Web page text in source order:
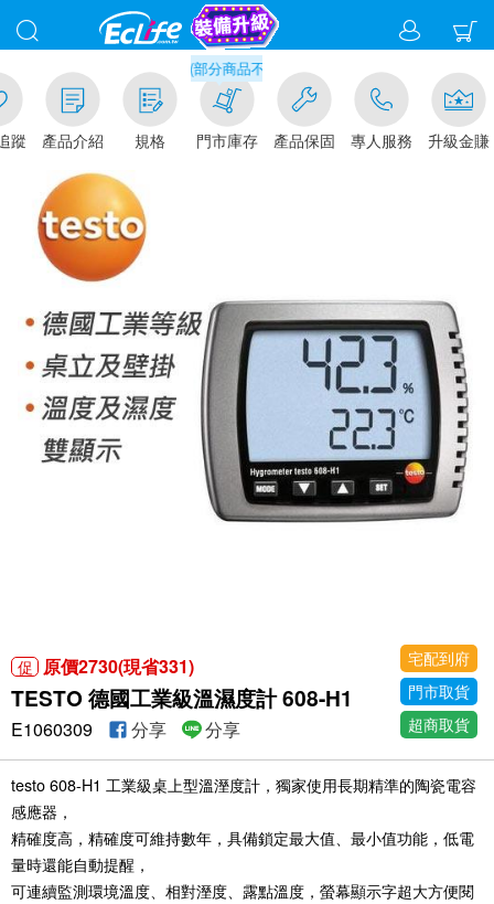
蹤 產品介紹 規格
滿千元門市取貨現折1%(部分商品不適用)-請點我看
門市庫存 產品保固 專人服務 升級金賺
促 原價2730(現省331)
TESTO 德國工業級溫濕度計 608-H1
宅配到府
門市取貨
超商取貨
E1060309 分享 分享
testo 608-H1 工業級桌上型溫溼度計，獨家使用長期精準的陶瓷電容
感應器，
精確度高，精確度可維持數年，具備鎖定最大值、最小值功能，低電
量時還能自動提醒，
可連續監測環境溫度、相對溼度、露點溫度，螢幕顯示字超大方便閱